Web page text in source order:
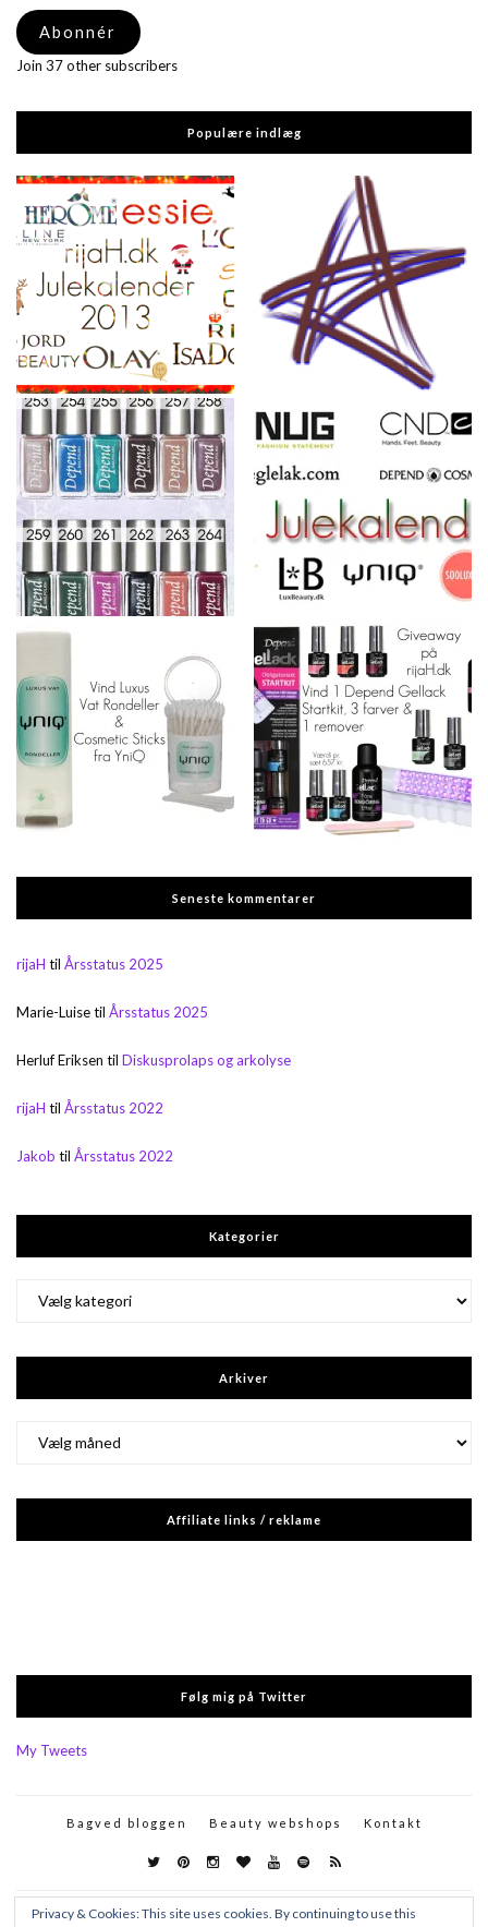
adresse
Abonnér
Join 37 other subscribers
Populære indlæg
Seneste kommentarer
rijaH til Årsstatus 2025
Marie-Luisetil Årsstatus 2025
Herluf Eriksen til Diskusprolaps og arkolyse
rijaH til Årsstatus 2022
Jakob til Årsstatus 2022
Kategorier
Arkiver
Affiliate links / reklame
Følg mig på Twitter
My Tweets
Bagved bloggen Beauty webshops Kontakt
Privacy & Cookies: This site uses cookies. By continuing to use this